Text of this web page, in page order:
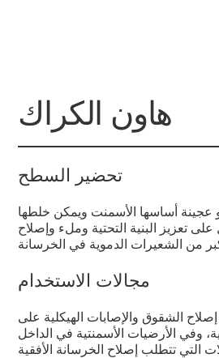
هاون الكراك
تحضير السطح
أساسها الأسمنت ويمكن خلطها
على تعزيز البنية التحتية وملء وإصلاح
مجالات الاستخدام
الشقوق والإصابات الهيكلية على
وفي الأرضيات الأسمنتية في الداخل